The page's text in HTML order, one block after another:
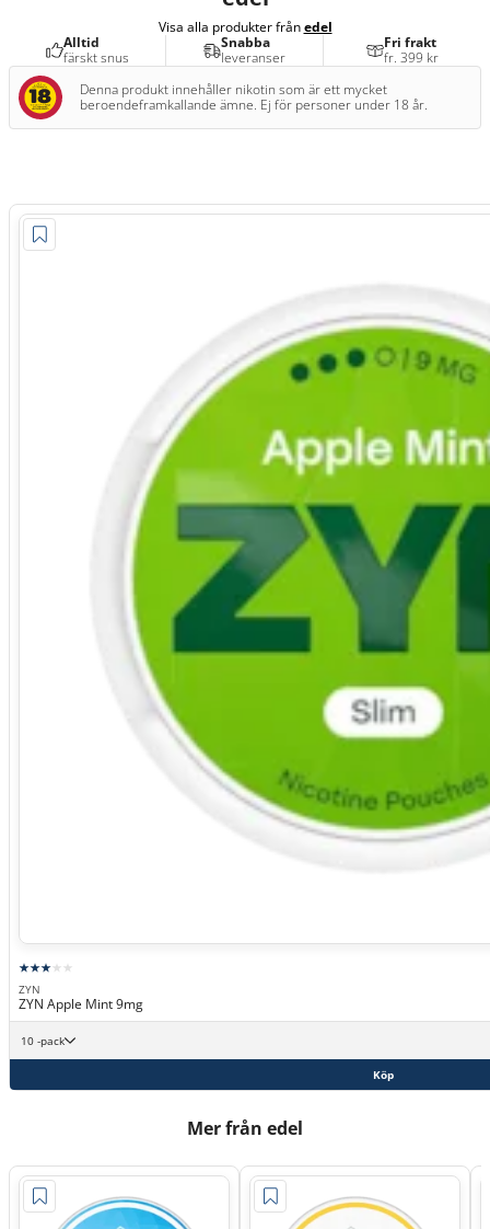
Visa alla produkter frånedel
Alltid
färskt snus
Snabba
leveranser
Fri frakt
fr. 399 kr
Denna produkt innehåller nikotin som är ett mycket
beroendeframkallande ämne. Ej för personer under 18 år.
ZYN
ZYN Apple Mint 9mg
10 -pack
Köp
Mer från edel